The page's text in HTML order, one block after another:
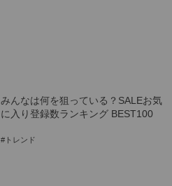
みんなは何を狙っている？SALEお気
に入り登録数ランキング BEST100
#トレンド